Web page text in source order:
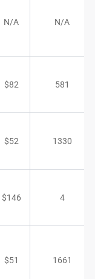
N/A N/A
$82 581
$52 1330
$146 4
$51 1661